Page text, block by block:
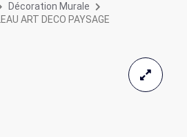
Décoration Murale
ART DECO PAYSAGE